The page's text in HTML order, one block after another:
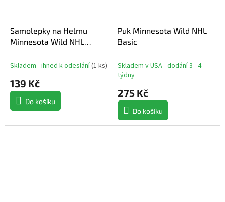
Samolepky na Helmu
Minnesota Wild NHL
Skladem - ihned k odeslání(1 ks)
139 Kč
Do košíku
Puk Minnesota Wild NHL
Basic
Skladem v USA - dodání 3 - 4
týdny
275 Kč
Do košíku